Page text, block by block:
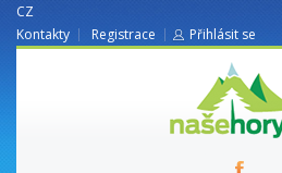
CZ
Kontakty
Registrace Přihlásit se
nasehory.cz